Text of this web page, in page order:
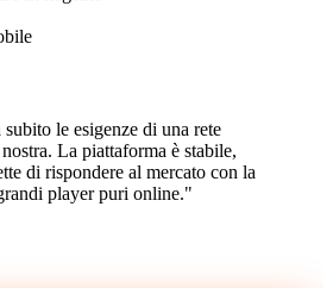
le esigenze di una rete
La piattaforma è stabile,
di rispondere al mercato con la
player puri online."